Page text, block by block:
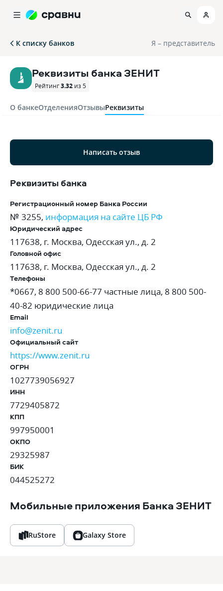
К списку банков Я – представитель
Реквизиты банка ЗЕНИТ
Рейтинг3.32 из 5
О банкеОтделенияОтзывыРеквизиты
Написать отзыв
Реквизиты банка
Регистрационный номер Банка России
№ 3255, информация на сайте ЦБ РФ
Юридический адрес
117638, г. Москва, Одесская ул., д. 2
Головной офис
117638, г. Москва, Одесская ул., д. 2
Телефоны
*0667, 8 800 500-66-77 частные лица, 8 800 500-
40-82 юридические лица
Email
info@zenit.ru
Официальный сайт
https://www.zenit.ru
ОГРН
1027739056927
ИНН
7729405872
КПП
997950001
ОКПО
29325987
БИК
044525272
Мобильные приложения Банка ЗЕНИТ
RuStore Galaxy Store